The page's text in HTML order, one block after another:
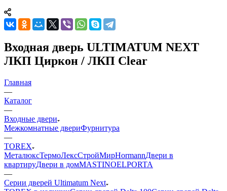
Входная дверь ULTIMATUM NEXT
ЛКП Циркон / ЛКП Clear
Главная
—
Каталог
—
Входные двери
Межкомнатные двериФурнитура
—
TOREX
МеталюксТермоЛексСтройМирHormannДвери в
квартируДвери в домMASTINOELPORTA
—
Серии дверей Ultimatum Next